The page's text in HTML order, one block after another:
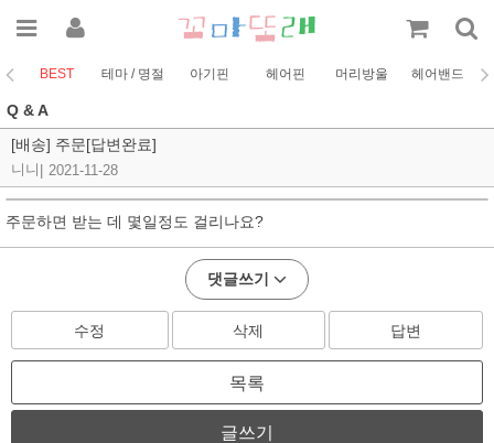
BEST 테마 / 명절 아기핀 헤어핀 머리방울 헤어밴드
Q & A
[배송] 주문[답변완료]
니니 2021-11-28
주문하면 받는 데 몇일정도 걸리나요?
댓글쓰기
수정 삭제 답변
목록
글쓰기